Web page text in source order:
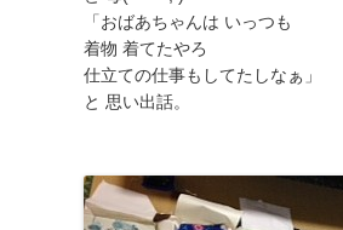
「おばあちゃんは いっつも
着物 着てたやろ
仕立ての仕事もしてたしなぁ」
と 思い出話。